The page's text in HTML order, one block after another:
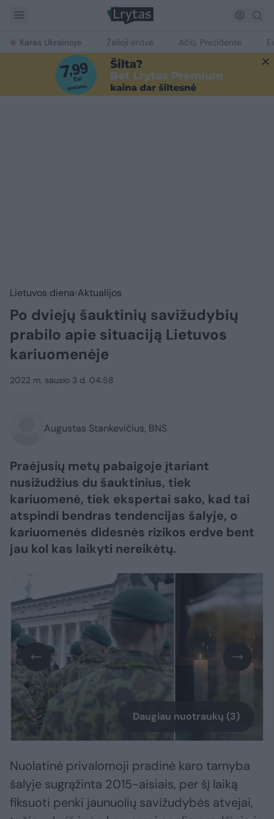
Karas Ukrainoje Žalioji erdvė Ačiū, Prezidente
Lietuvos diena Aktualijos
Po dviejų šauktinių savižudybių
prabilo apie situaciją Lietuvos
kariuomenėje
2022 m. sausio 3 d. 04:58
Augustas Stankevičius, BNS
Praėjusių metų pabaigoje įtariant
nusižudžius du šauktinius, tiek
kariuomenė, tiek ekspertai sako, kad tai
atspindi bendras tendencijas šalyje, o
kariuomenės didesnės rizikos erdve bent
jau kol kas laikyti nereikėtų.
Daugiau nuotraukų (3)
Nuolatinė privalomoji pradinė karo tarnyba
šalyje sugrąžinta 2015-aisiais, per šį laiką
fiksuoti penki jaunuolių savižudybės atvejai,